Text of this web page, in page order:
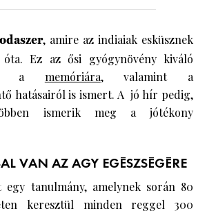
, amire az indiaiak esküsznek
óta. Ez az ősi gyógynövény kiváló
a memóriára, valamint a
hatásairól is ismert. A jó hír pedig,
ismerik meg a jótékony
VAN AZ AGY EGÉSZSÉGÉRE
egy tanulmány, amelynek során 80
keresztül minden reggel 300